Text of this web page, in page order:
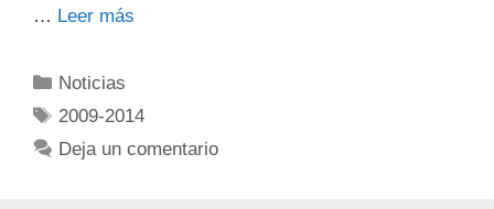
… Leer más
Noticias
2009-2014
Deja un comentario